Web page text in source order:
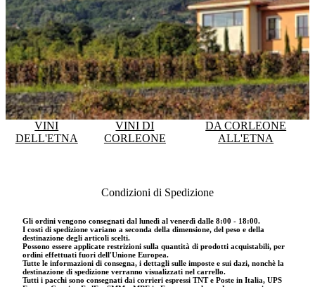
VINI
DELL'ETNA
VINI DI
CORLEONE
DA CORLEONE
ALL'ETNA
Condizioni di Spedizione
Gli ordini vengono consegnati dal lunedì al venerdì dalle 8:00 - 18:00.
I costi di spedizione variano a seconda della dimensione, del peso e della
destinazione degli articoli scelti.
Possono essere applicate restrizioni sulla quantità di prodotti acquistabili, per
ordini effettuati fuori dell′Unione Europea.
Tutte le informazioni di consegna, i dettagli sulle imposte e sui dazi, nonchè la
destinazione di spedizione verranno visualizzati nel carrello.
Tutti i pacchi sono consegnati dai corrieri espressi TNT e Poste in Italia, UPS